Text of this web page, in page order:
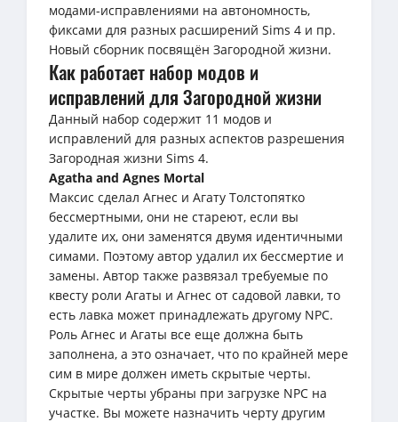
модами-исправлениями на автономность,
фиксами для разных расширений Sims 4 и пр.
Новый сборник посвящён Загородной жизни.
Как работает набор модов и
исправлений для Загородной жизни
Данный набор содержит 11 модов и
исправлений для разных аспектов разрешения
Загородная жизни Sims 4.
Agatha and Agnes Mortal
Максис сделал Агнес и Агату Толстопятко
бессмертными, они не стареют, если вы
удалите их, они заменятся двумя идентичными
симами. Поэтому автор удалил их бессмертие и
замены. Автор также развязал требуемые по
квесту роли Агаты и Агнес от садовой лавки, то
есть лавка может принадлежать другому NPC.
Роль Агнес и Агаты все еще должна быть
заполнена, а это означает, что по крайней мере
сим в мире должен иметь скрытые черты.
Скрытые черты убраны при загрузке NPC на
участке. Вы можете назначить черту другим